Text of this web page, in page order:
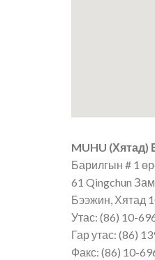
MUHU (Хятад)
Барилгын # 1
61 Qingchun
Бээжин, Хятад
Утас: (86) 10-
Гар утас: (86)
Факс: (86) 10-